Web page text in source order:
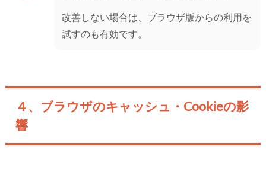
改善しない場合は、ブラウザ版からの利用を
試すのも有効です。
４、ブラウザのキャッシュ・Cookieの影
響